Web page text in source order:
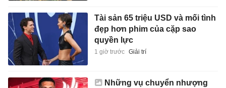
Tài sản 65 triệu USD và mối tình
đẹp hơn phim của cặp sao
quyền lực
1 giờ trước Giải trí
Những vụ chuyển nhượng